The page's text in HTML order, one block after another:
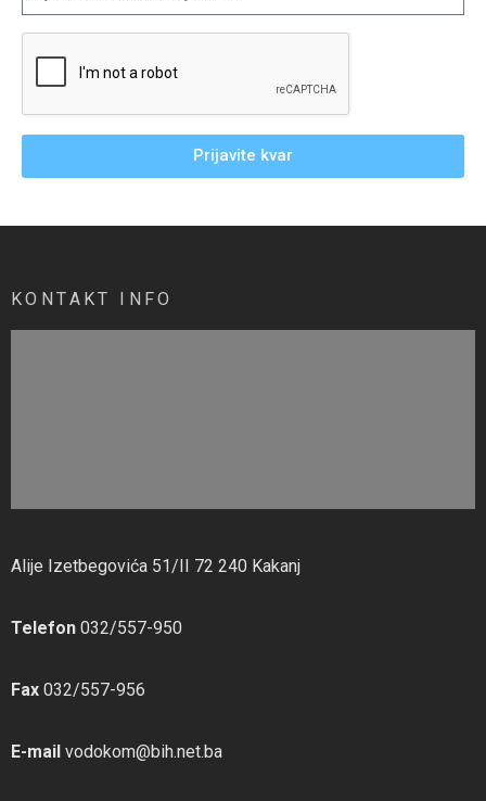
Prijavite kvar
KONTAKT INFO
Alije Izetbegovića 51/II 72 240 Kakanj
Telefon 032/557-950
Fax 032/557-956
E-mail vodokom@bih.net.ba